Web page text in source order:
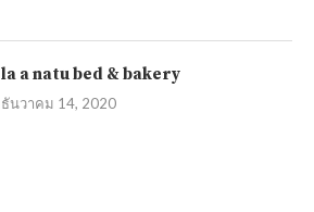
la a natu bed & bakery
ธันวาคม 14, 2020